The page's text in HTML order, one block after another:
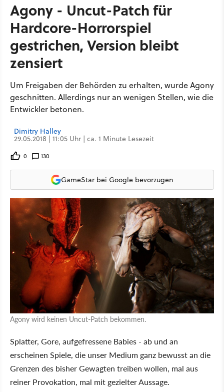
Agony - Uncut-Patch für
Hardcore-Horrorspiel
gestrichen, Version bleibt
zensiert
Um Freigaben der Behörden zu erhalten, wurde Agony
geschnitten. Allerdings nur an wenigen Stellen, wie die
Entwickler betonen.
Dimitry Halley
29.05.2018 | 11:05 Uhr | ca. 1 Minute Lesezeit
0 130
GameStar bei Google bevorzugen
Agony wird keinen Uncut-Patch bekommen.
Splatter, Gore, aufgefressene Babies - ab und an
erscheinen Spiele, die unser Medium ganz bewusst an die
Grenzen des bisher Gewagten treiben wollen, mal aus
reiner Provokation, mal mit gezielter Aussage.